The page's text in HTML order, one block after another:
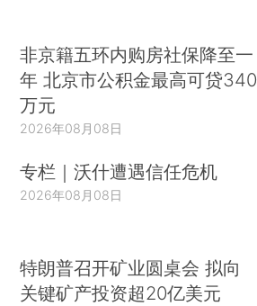
非京籍五环内购房社保降至一
年 北京市公积金最高可贷340
万元
2026年08月08日
专栏｜沃什遭遇信任危机
2026年08月08日
特朗普召开矿业圆桌会 拟向
关键矿产投资超20亿美元